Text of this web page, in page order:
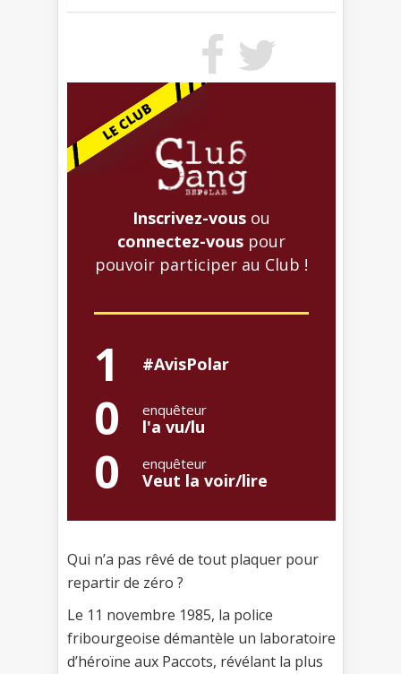
Inscrivez-vous ou
connectez-vous pour
pouvoir participer au Club !
1 #AvisPolar
0 enquêteur
l'a vu/lu
0 enquêteur
Veut la voir/lire
Qui n’a pas rêvé de tout plaquer pour
repartir de zéro ?
Le 11 novembre 1985, la police
fribourgeoise démantèle un laboratoire
d’héroïne aux Paccots, révélant la plus